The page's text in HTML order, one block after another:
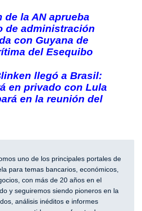
de la AN aprueba
de administración
con Guyana de
del Esequibo
llegó a Brasil:
en privado con Lula
en la reunión del
uno de los principales portales de
para temas bancarios, económicos,
con más de 20 años en el
y seguiremos siendo pioneros en la
análisis inéditos e informes